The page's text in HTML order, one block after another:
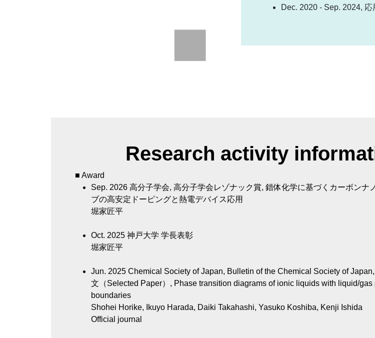
Dec. 2020 - Sep. 2024,
Research activity
■ Award
Sep. 2026 高分子学会, 高分子学会レゾナック賞, 錯体化学に基づくカーボンナ
ブの高安定ドーピングと熱電デバイス応用
堀家匠平
Oct. 2025 神戸大学 学長表彰
堀家匠平
Jun. 2025 Chemical Society of Japan, Bulletin of the Chemical Society of
文（Selected Paper）, Phase transition diagrams of ionic liquids with liquid/gas
boundaries
Shohei Horike, Ikuyo Harada, Daiki Takahashi, Yasuko Koshiba, Kenji Ishida
Official journal